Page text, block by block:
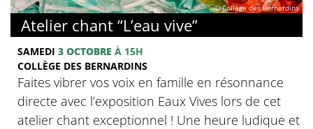
© Collège des Bernardins
Atelier chant “L’eau vive”
SAMEDI 3 OCTOBRE À 15H
COLLÈGE DES BERNARDINS
Faites vibrer vos voix en famille en résonnance
directe avec l’exposition Eaux Vives lors de cet
atelier chant exceptionnel ! Une heure ludique et